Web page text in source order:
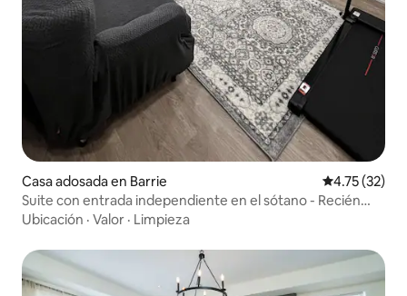
Casa adosada en Barrie Calificación
4.75 (32)
Suite con entrada independiente en el sótano - Recién
amueblada
Ubicación · Valor · Limpieza